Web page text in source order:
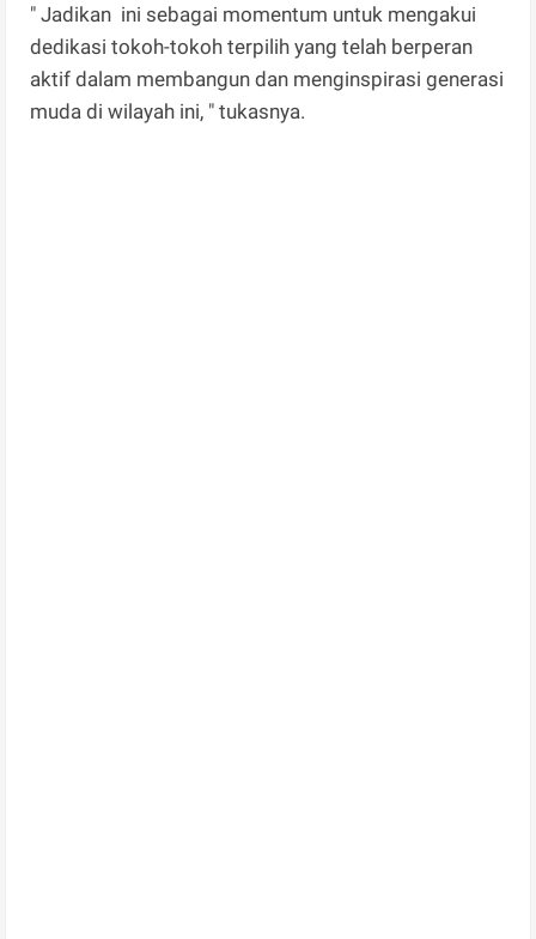
" Jadikan ini sebagai momentum untuk mengakui
dedikasi tokoh-tokoh terpilih yang telah berperan
aktif dalam membangun dan menginspirasi generasi
muda di wilayah ini, " tukasnya.